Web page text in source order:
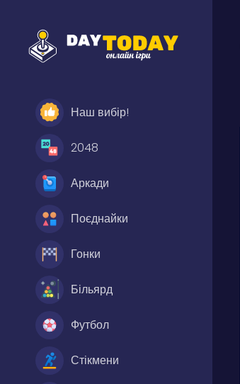
Наш вибір!
2048
Аркади
Поєднайки
Гонки
Більярд
Футбол
Стікмени